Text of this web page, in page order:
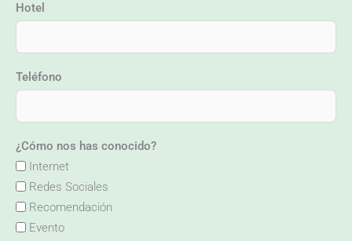
Hotel
Teléfono
¿Cómo nos has conocido?
Internet
Redes Sociales
Recomendación
Evento